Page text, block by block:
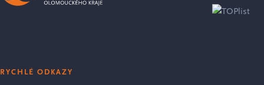
RYCHLÉ ODKAZY